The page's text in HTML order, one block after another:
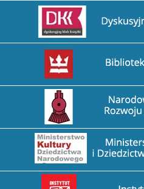
Przejdź na stronę DDK
Przejdź na stronę
Przejdź na stronę
Przejdź na stronę
Przejdź na stronę Instytut